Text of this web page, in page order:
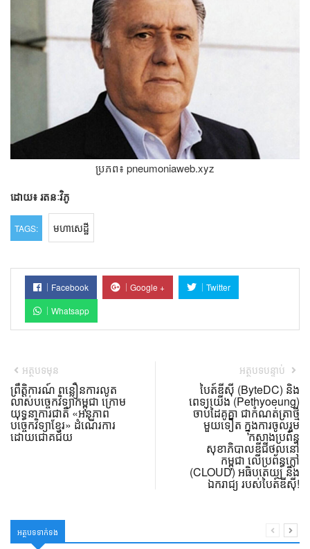
ប្រភព៖ pneumoniaweb.xyz
ដោយ៖ រតនៈ​វិភូ​ ​​
TAGS: មហាសេដ្ឋី
Facebook Google +
Twitter
Whatsapp
អត្ថបទមុន
ព្រឹត្តិការណ៍ ពន្លឿនការលូត
លាស់បច្ចេកវិទ្យាកម្ពុជា ក្រោម
យុទ្ធនាការជាតិ «អនុភាព
បច្ចេកវិទ្យាខ្មែរ» ដំណើរការ
ដោយជោគជ័យ
អត្ថបទបន្ទាប់
បៃត៍ឌីស៊ី (ByteDC) និង
ពេទ្យយើង (Pethyoeung)
ចាប់ដៃគូគ្នា ជាកំណត់ត្រាថ្មី
មួយទៀត ក្នុងការចូលរួម
កសាងប្រព័ន្ធ
សុខាភិបាលឌីជីថល​នៅ
កម្ពុជា លើប្រព័ន្ធក្លៅ
(CLOUD) អធិបតេយ្យ និង
ឯករាជ្យ របស់បៃត៍ឌីស៊ី!
អត្ថបទទាក់ទង